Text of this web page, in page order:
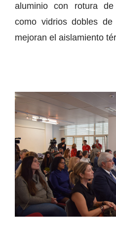
aluminio con rotura
como vidrios dobles
mejoran el aislamiento